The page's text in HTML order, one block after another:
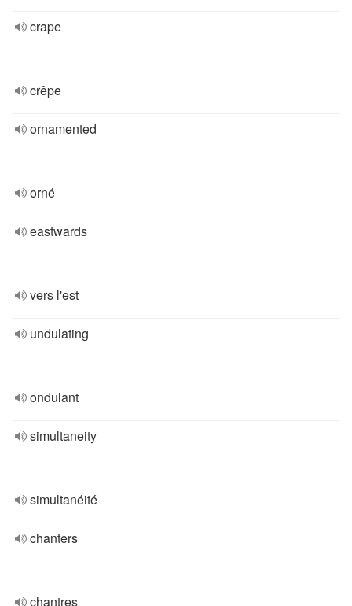
crape
crêpe
ornamented
orné
eastwards
vers l'est
undulating
ondulant
simultaneity
simultanéité
chanters
chantres